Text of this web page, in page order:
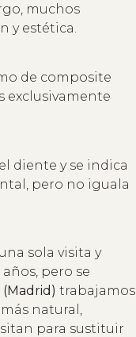
muchos
y estética.
de composite
exclusivamente
diente y se indica
pero no iguala
sola visita y
pero se
trabajamos
natural,
para sustituir